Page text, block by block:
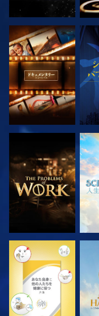
シリーズを探求
シリーズを探求 シ
観る